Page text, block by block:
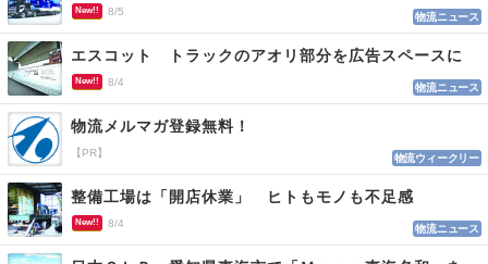
New!! 8/5 物流ニュース
エスコット トラックのアオリ部分を広告スペースに
New!! 8/4 物流ニュース
物流メルマガ登録無料！
【PR】 物流ウィークリー
整備工場は「開店休業」 ヒトもモノも不足感
New!! 8/4 物流ニュース